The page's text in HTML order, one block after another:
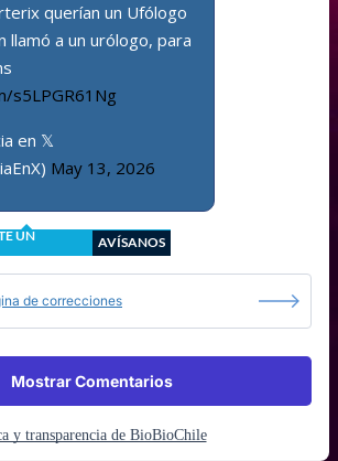
querían un Ufólogo
llamó a un urólogo, para
s5LPGR61Ng
en 𝕏
May 13, 2026
UN
AVÍSANOS
de correcciones
Mostrar Comentarios
y transparencia de BioBioChile